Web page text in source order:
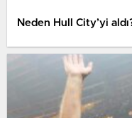
Neden Hull City’yi